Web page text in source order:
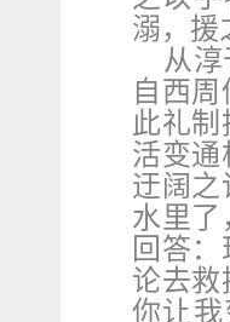
溺，援
从
自西
此礼
活变通
迂阔之
水里了
回答
论去救
你让